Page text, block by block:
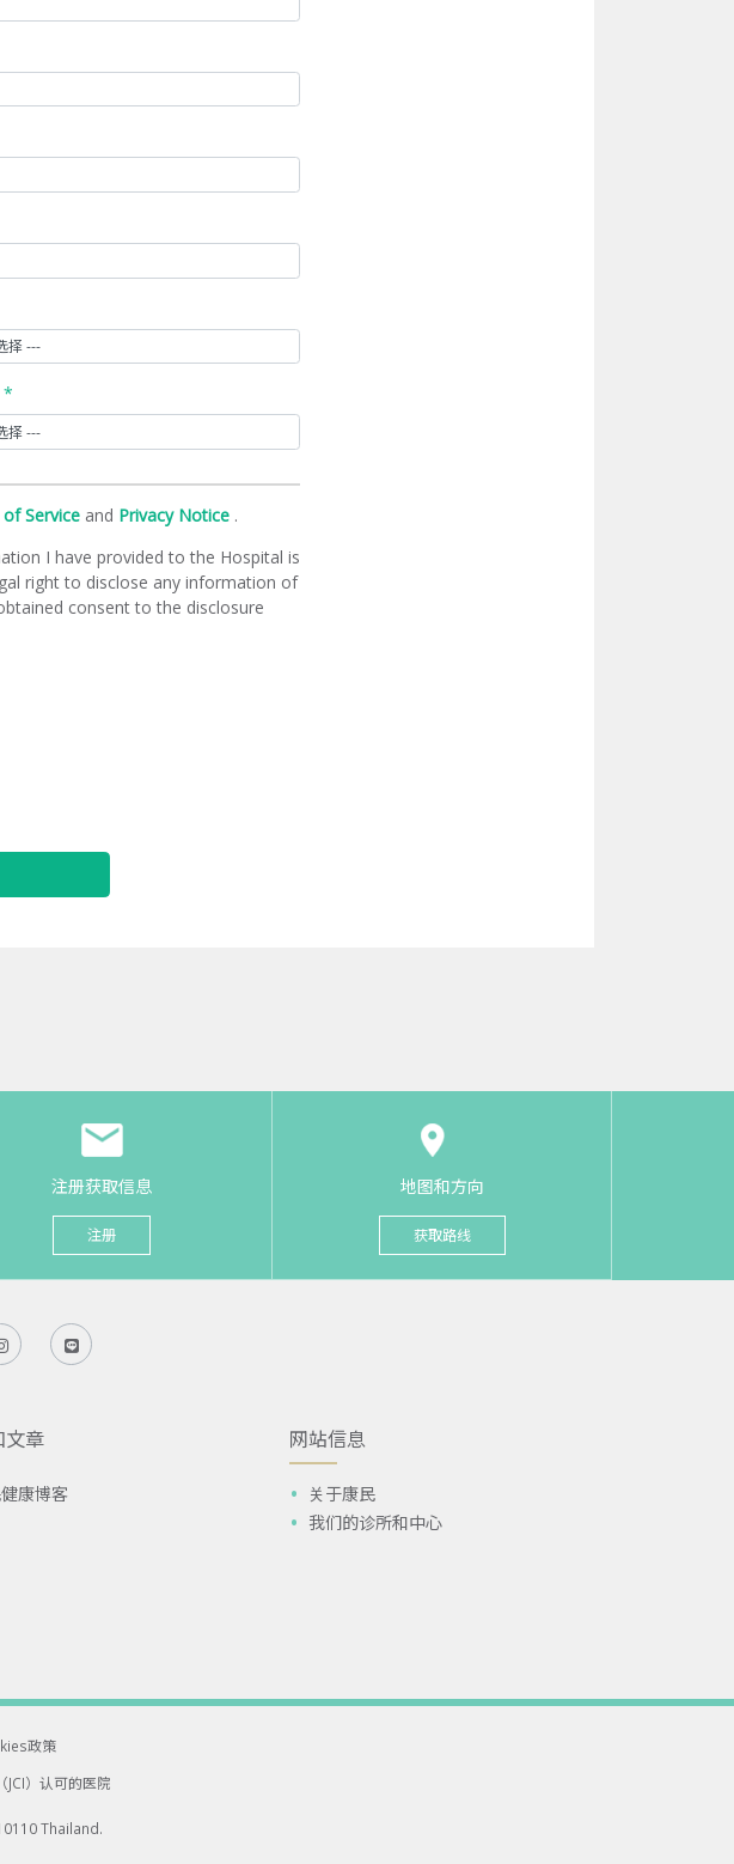
*
Service and Privacy Notice .
I have provided to the Hospital is
right to disclose any information of
consent to the disclosure
注册获取信息
注册
地图和方向
获取路线
文章
康博客
网站信息
关于康民
我们的诊所和中心
政策
JCI）认可的医院
Thailand.